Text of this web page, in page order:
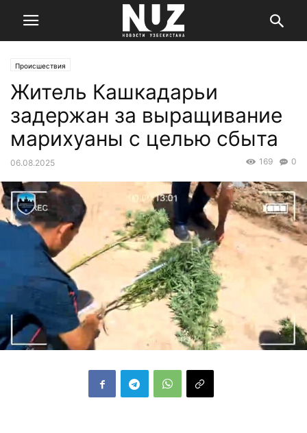
Происшествия
Житель Кашкадарьи
задержан за выращивание
марихуаны с целью сбыта
06.08.2025 0
169